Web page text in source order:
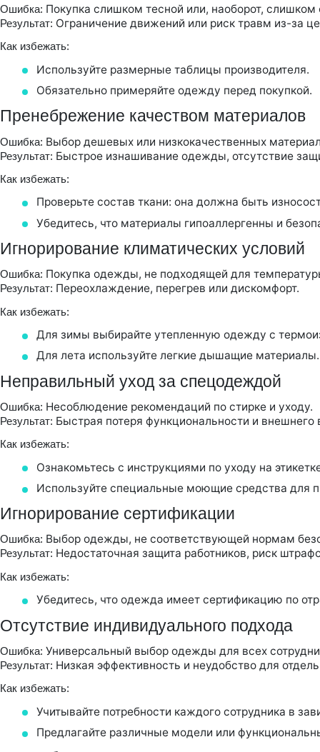
Ошибка: Покупка слишком тесной или, наоборот,
Результат: Ограничение движений или риск травм из-за
Как избежать:
Используйте размерные таблицы производителя.
Обязательно примеряйте одежду перед покупкой.
Пренебрежение качеством материалов
Ошибка: Выбор дешевых или низкокачественных
Результат: Быстрое изнашивание одежды, отсутствие
Как избежать:
Проверьте состав ткани: она должна быть
Убедитесь, что материалы гипоаллергенны и
Игнорирование климатических условий
Ошибка: Покупка одежды, не подходящей для
Результат: Переохлаждение, перегрев или дискомфорт.
Как избежать:
Для зимы выбирайте утепленную одежду с
Для лета используйте легкие дышащие материалы.
Неправильный уход за спецодеждой
Ошибка: Несоблюдение рекомендаций по стирке и уходу.
Результат: Быстрая потеря функциональности и внешнего
Как избежать:
Ознакомьтесь с инструкциями по уходу на
Используйте специальные моющие средства для
Игнорирование сертификации
Ошибка: Выбор одежды, не соответствующей нормам
Результат: Недостаточная защита работников, риск
Как избежать:
Убедитесь, что одежда имеет сертификацию по
Отсутствие индивидуального подхода
Ошибка: Универсальный выбор одежды для всех
Результат: Низкая эффективность и неудобство для
Как избежать:
Учитывайте потребности каждого сотрудника в
Предлагайте различные модели или